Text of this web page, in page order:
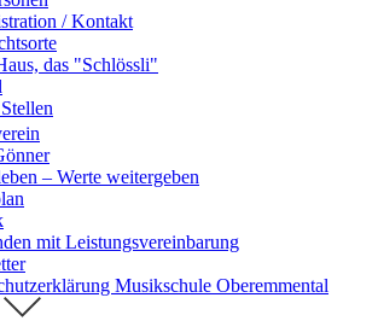
/ Kontakt
das "Schlössli"
– Werte weitergeben
mit Leistungsvereinbarung
Musikschule Oberemmental